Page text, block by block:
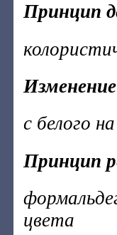
Принцип
с белого
Принцип
цвета